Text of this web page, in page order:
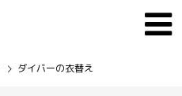
ダイバーの衣替え